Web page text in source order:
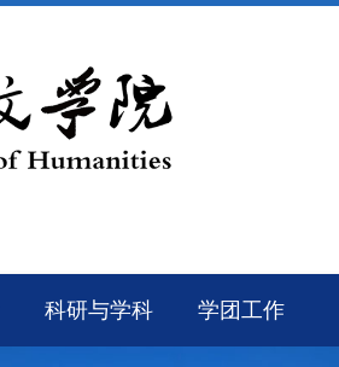
科研与学科 学团工作